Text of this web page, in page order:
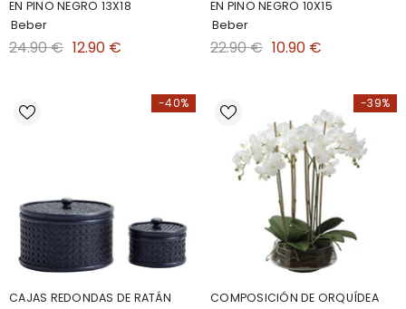
EN PINO NEGRO 13X18
Beber
24.90 € 12.90 €
EN PINO NEGRO 10X15
Beber
22.90 € 10.90 €
-40%
CAJAS REDONDAS DE RATÁN
-39%
COMPOSICIÓN DE ORQUÍDEA